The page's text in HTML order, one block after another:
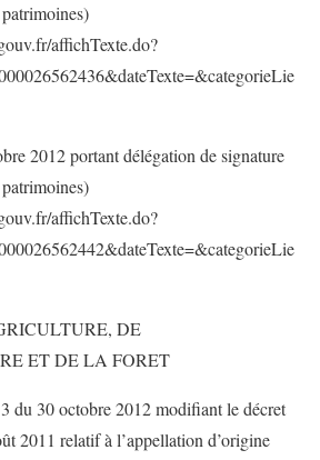
affichTexte.do?
2012 portant délégation de signature
affichTexte.do?
DE
ET DE LA FORET
du 30 octobre 2012 modifiant le décret
2011 relatif à l’appellation d’origine